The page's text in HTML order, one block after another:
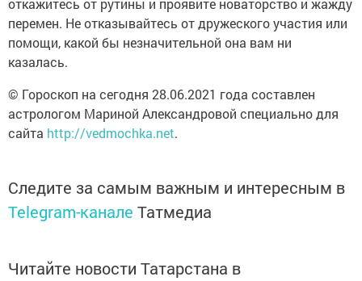
откажитесь от рутины и проявите новаторство и жажду
перемен. Не отказывайтесь от дружеского участия или
помощи, какой бы незначительной она вам ни
казалась.
© Гороскоп на сегодня 28.06.2021 года составлен
астрологом Мариной Александровой специально для
сайта http://vedmochka.net.
Следите за самым важным и интересным в
Telegram-канале Татмедиа
Читайте новости Татарстана в